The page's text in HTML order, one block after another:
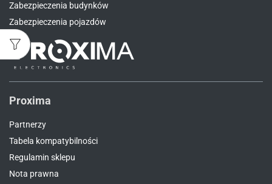
Zabezpieczenia budynków
Zabezpieczenia pojazdów
Proxima
Partnerzy
Tabela kompatybilności
Regulamin sklepu
Nota prawna